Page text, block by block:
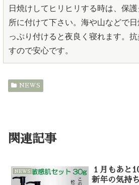
日焼けしてヒリヒリする時は、保
所に付けて下さい。海や山などで
っぷり付けると夜良く寝れます。
すので安心です。
NEWS
関連記事
NEWS
１月もあと
新年の気持